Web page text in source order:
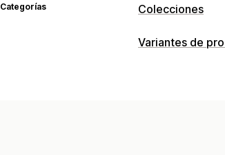
Categorías Colecciones
Acciones de
Variantes de